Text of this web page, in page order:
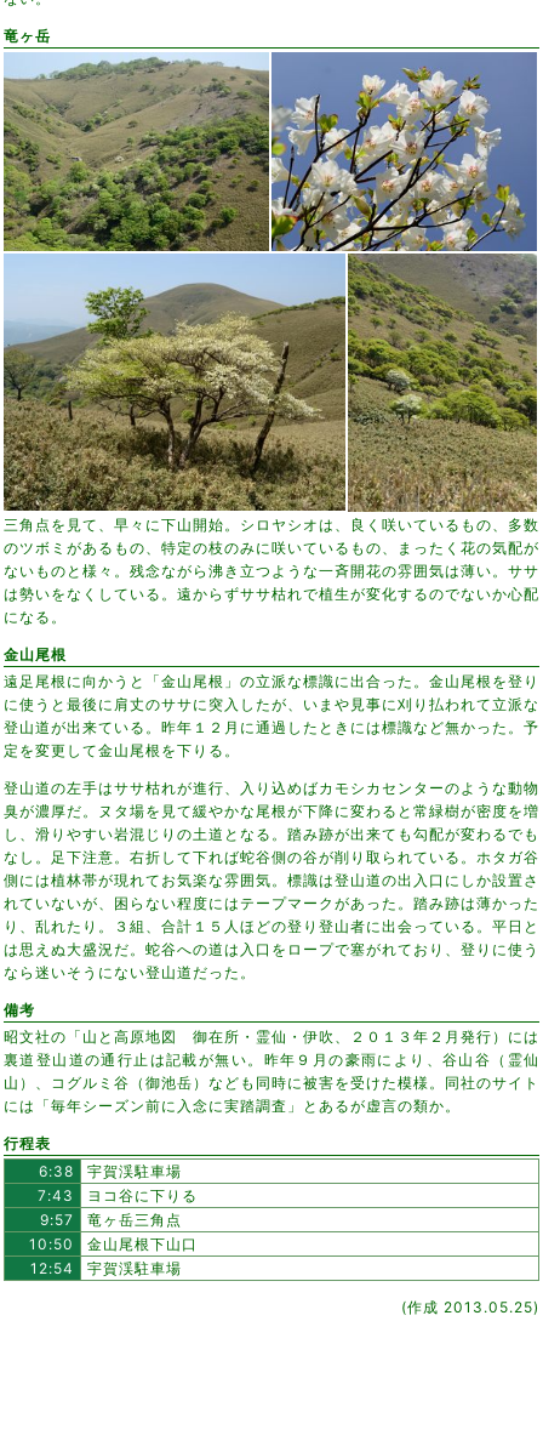
竜ヶ岳
三角点を見て、早々に下山開始。シロヤシオは、良く咲いているもの、多数
のツボミがあるもの、特定の枝のみに咲いているもの、まったく花の気配が
ないものと様々。残念ながら沸き立つような一斉開花の雰囲気は薄い。ササ
は勢いをなくしている。遠からずササ枯れで植生が変化するのでないか心配
になる。
金山尾根
遠足尾根に向かうと「金山尾根」の立派な標識に出合った。金山尾根を登り
に使うと最後に肩丈のササに突入したが、いまや見事に刈り払われて立派な
登山道が出来ている。昨年１２月に通過したときには標識など無かった。予
定を変更して金山尾根を下りる。
登山道の左手はササ枯れが進行、入り込めばカモシカセンターのような動物
臭が濃厚だ。ヌタ場を見て緩やかな尾根が下降に変わると常緑樹が密度を増
し、滑りやすい岩混じりの土道となる。踏み跡が出来ても勾配が変わるでも
なし。足下注意。右折して下れば蛇谷側の谷が削り取られている。ホタガ谷
側には植林帯が現れてお気楽な雰囲気。標識は登山道の出入口にしか設置さ
れていないが、困らない程度にはテープマークがあった。踏み跡は薄かった
り、乱れたり。３組、合計１５人ほどの登り登山者に出会っている。平日と
は思えぬ大盛況だ。蛇谷への道は入口をロープで塞がれており、登りに使う
なら迷いそうにない登山道だった。
備考
昭文社の「山と高原地図 御在所・霊仙・伊吹、２０１３年２月発行）には
裏道登山道の通行止は記載が無い。昨年９月の豪雨により、谷山谷（霊仙
山）、コグルミ谷（御池岳）なども同時に被害を受けた模様。同社のサイト
には「毎年シーズン前に入念に実踏調査」とあるが虚言の類か。
行程表
6:38
宇賀渓駐車場
7:43
ヨコ谷に下りる
9:57
竜ヶ岳三角点
10:50
金山尾根下山口
12:54
宇賀渓駐車場
(作成 2013.05.25)